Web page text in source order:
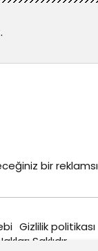
bir
Gizlilik politikası
Saklıdır